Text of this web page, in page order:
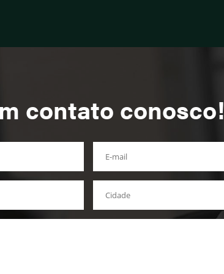
contato conosco!